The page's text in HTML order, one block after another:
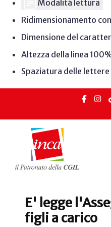
Modalità lettura
Ridimensionamento
Dimensione del
Altezza della linea 100
Spaziatura delle lettere
E' legge
figli a carico